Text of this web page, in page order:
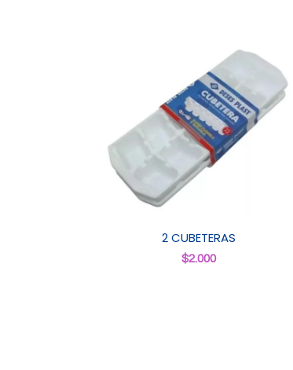
2 CUBETERAS
$2.000